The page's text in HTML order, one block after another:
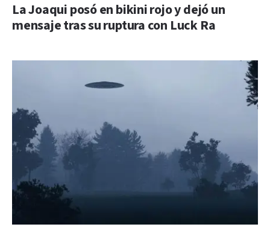
La Joaqui posó en bikini rojo y dejó un
mensaje tras su ruptura con Luck Ra